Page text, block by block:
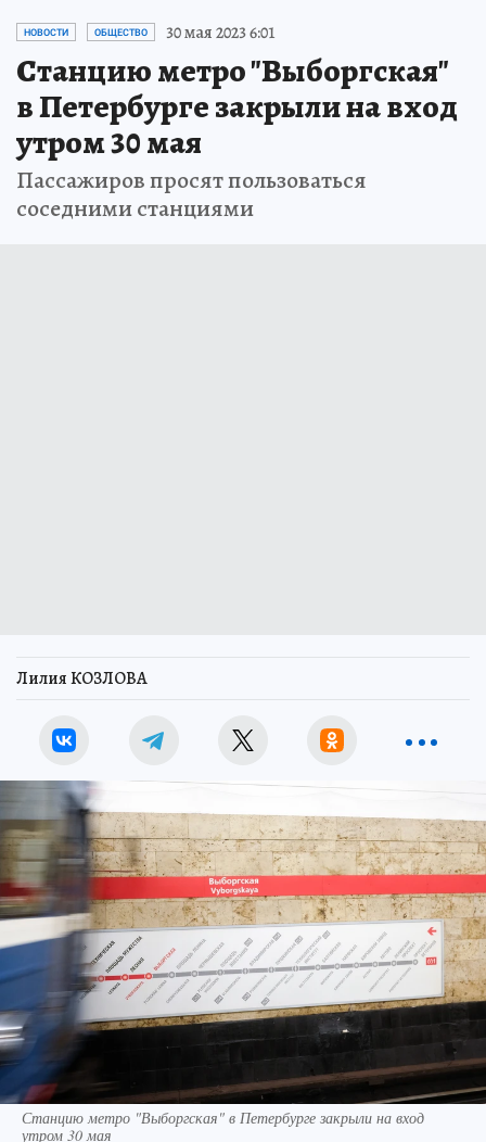
НОВОСТИ ОБЩЕСТВО 30 мая 2023 6:01
Станцию метро "Выборгская"
в Петербурге закрыли на вход
утром 30 мая
Пассажиров просят пользоваться
соседними станциями
Лилия КОЗЛОВА
Станцию метро "Выборгская" в Петербурге закрыли на вход
утром 30 мая